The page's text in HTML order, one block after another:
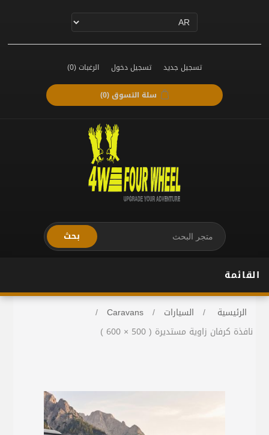
تسجيل جديد تسجيل دخول الرغبات(0)
سلة التسوق(0)
بحث
القائمة
الرئيسية / السيارات /
Caravans
/
نافذة كرفان زاوية مستديرة ( 500 × 600 )